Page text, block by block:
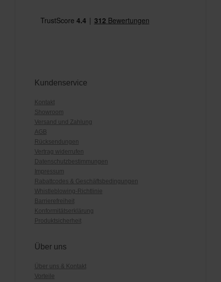
Kundenservice
Kontakt
Showroom
Versand und Zahlung
AGB
Rücksendungen
Vertrag widerrufen
Datenschutzbestimmungen
Impressum
Rabattcodes & Geschäftsbedingungen
Whistleblowing-Richtlinie
Barrierefreiheit
Konformitätserklärung
Produktsicherheit
Über uns
Über uns & Kontakt
Vorteile